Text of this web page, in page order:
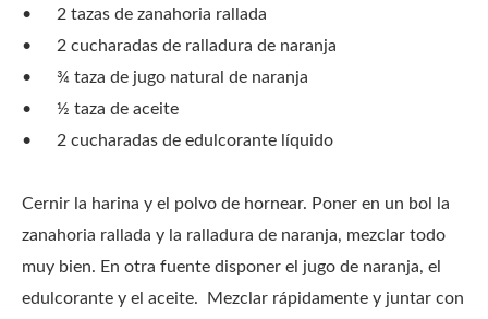
•
2 tazas de zanahoria rallada
•
2 cucharadas de ralladura de naranja
•
¾ taza de jugo natural de naranja
•
½ taza de aceite
•
2 cucharadas de edulcorante líquido
Cernir la harina y el polvo de hornear. Poner en un bol la
zanahoria rallada y la ralladura de naranja, mezclar todo
muy bien. En otra fuente disponer el jugo de naranja, el
edulcorante y el aceite. Mezclar rápidamente y juntar con